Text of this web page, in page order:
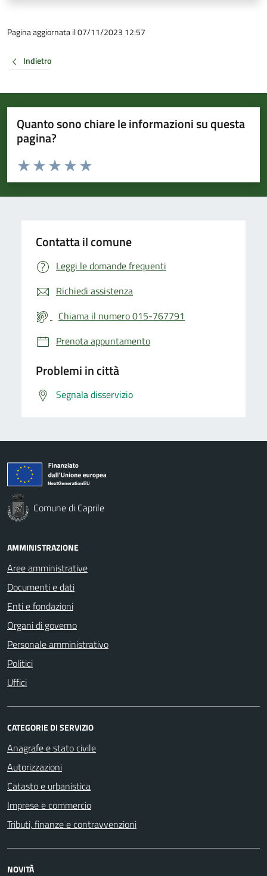
Pagina aggiornata il 07/11/2023 12:57
Indietro
Quanto sono chiare le informazioni su questa
pagina?
Valuta da 1 a 5 stelle la pagina
Valuta 5 stelle su 5
Valuta 4 stelle su 5
Valuta 3 stelle su 5
Valuta 2 stelle su 5
Valuta 1 stelle su 5
Contatta il comune
Leggi le domande frequenti
Richiedi assistenza
Chiama il numero 015-767791
Prenota appuntamento
Problemi in città
Segnala disservizio
Comune di Caprile
AMMINISTRAZIONE
Aree amministrative
Documenti e dati
Enti e fondazioni
Organi di governo
Personale amministrativo
Politici
Uffici
CATEGORIE DI SERVIZIO
Anagrafe e stato civile
Autorizzazioni
Catasto e urbanistica
Imprese e commercio
Tributi, finanze e contravvenzioni
NOVITÀ